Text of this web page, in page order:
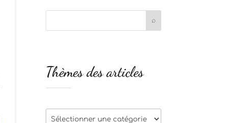
Thèmes des articles
Thèmes